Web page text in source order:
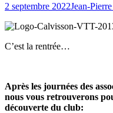
2 septembre 2022Jean-
C’est la rentrée…
Après les journées des
nous vous retrouverons
découverte du club: